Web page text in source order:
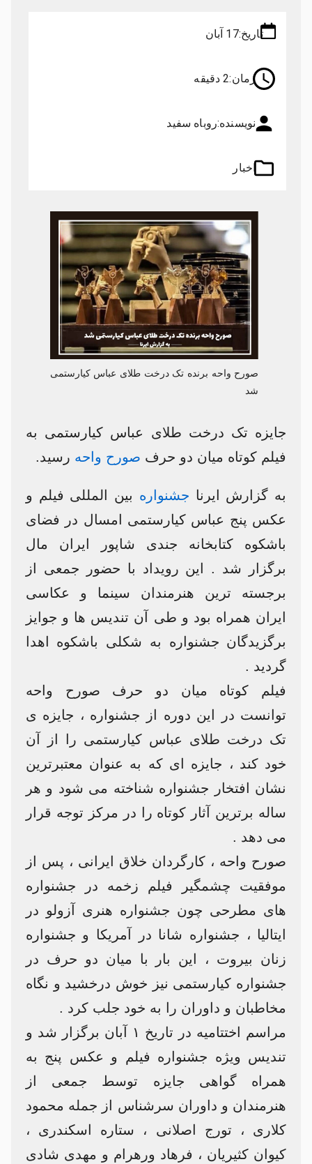
تاریخ:17 آبان
زمان:2 دقیقه
نویسنده:روباه سفید
اخبار
صورح واحه برنده تک درخت طلای عباس کیارستمی
شد
جایزه تک درخت طلای عباس کیارستمی به
فیلم کوتاه میان دو حرف صورح واحه رسید.
به گزارش ایرنا جشنواره بین المللی فیلم و
عکس پنج عباس کیارستمی امسال در فضای
باشکوه کتابخانه جندی شاپور ایران مال
برگزار شد . این رویداد با حضور جمعی از
برجسته ترین هنرمندان سینما و عکاسی
ایران همراه بود و طی آن تندیس ها و جوایز
برگزیدگان جشنواره به شکلی باشکوه اهدا
گردید .
فیلم کوتاه میان دو حرف صورح واحه
توانست در این دوره از جشنواره ، جایزه ی
تک درخت طلای عباس کیارستمی را از آن
خود کند ، جایزه ای که به عنوان معتبرترین
نشان افتخار جشنواره شناخته می شود و هر
ساله برترین آثار کوتاه را در مرکز توجه قرار
می دهد .
صورح واحه ، کارگردان خلاق ایرانی ، پس از
موفقیت چشمگیر فیلم زخمه در جشنواره
های مطرحی چون جشنواره هنری آزولو در
ایتالیا ، جشنواره شانا در آمریکا و جشنواره
زنان بیروت ، این بار با میان دو حرف در
جشنواره کیارستمی نیز خوش درخشید و نگاه
مخاطبان و داوران را به خود جلب کرد .
مراسم اختتامیه در تاریخ ۱ آبان برگزار شد و
تندیس ویژه جشنواره فیلم و عکس پنج به
همراه گواهی جایزه توسط جمعی از
هنرمندان و داوران سرشناس از جمله محمود
کلاری ، تورج اصلانی ، ستاره اسکندری ،
کیوان کثیریان ، فرهاد ورهرام و مهدی شادی